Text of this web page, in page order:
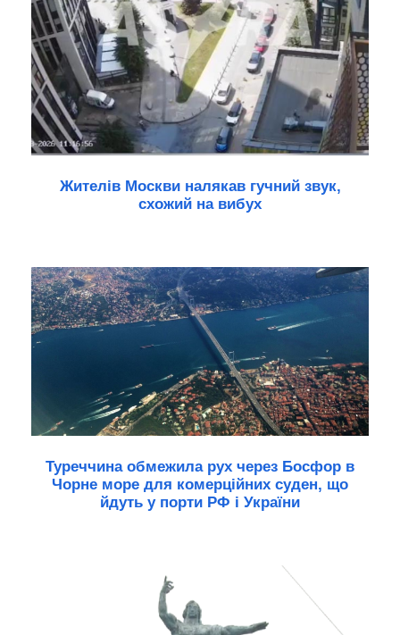
Жителів Москви налякав гучний звук,
схожий на вибух
Туреччина обмежила рух через Босфор в
Чорне море для комерційних суден, що
йдуть у порти РФ і України